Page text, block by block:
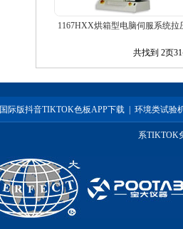
1167HXX烘箱型电脑伺服系统拉
共找到 2页31
国际版抖音TIKTOK色板APP下载 环境类试验
系TIKTOK